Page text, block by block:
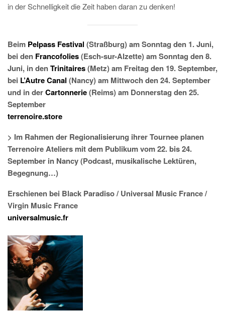
in der Schnelligkeit die Zeit haben daran zu denken!
Beim Pelpass Festival (Straßburg) am Sonntag den 1. Juni,
bei den Francofolies(Esch-sur-Alzette) am Sonntag den 8.
Juni, in denTrinitaires(Metz) am Freitag den 19. September,
bei L’Autre Canal (Nancy) am Mittwoch den 24. September
und in derCartonnerie(Reims) am Donnerstag den 25.
September
terrenoire.store
> Im Rahmen der Regionalisierung ihrer Tournee planen
Terrenoire Ateliers mit dem Publikum vom 22. bis 24.
September in Nancy (Podcast, musikalische Lektüren,
Begegnung…)
Erschienen bei Black Paradiso / Universal Music France /
Virgin Music France
universalmusic.fr